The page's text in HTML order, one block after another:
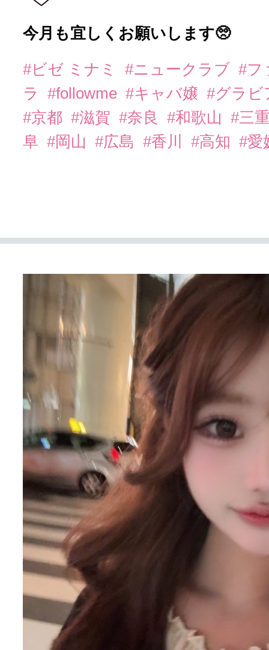
今月も宜しくお願いします🥺
#ビゼ ミナミ #ニュークラブ #フ
ラ
#followme #キャバ嬢 #グラ
#京都 #滋賀 #奈良 #和歌山
#三
阜 #岡山 #広島 #香川 #高知 #愛